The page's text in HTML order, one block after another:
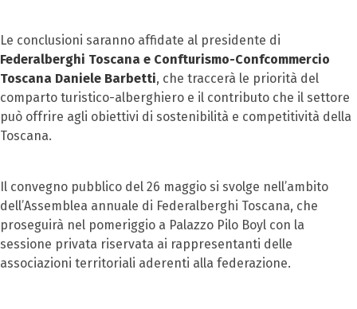
Le conclusioni saranno affidate al presidente di
Federalberghi Toscana e Confturismo-Confcommercio
Toscana Daniele Barbetti, che traccerà le priorità del
comparto turistico-alberghiero e il contributo che il settore
può offrire agli obiettivi di sostenibilità e competitività della
Toscana.
Il convegno pubblico del 26 maggio si svolge nell’ambito
dell’Assemblea annuale di Federalberghi Toscana, che
proseguirà nel pomeriggio a Palazzo Pilo Boyl con la
sessione privata riservata ai rappresentanti delle
associazioni territoriali aderenti alla federazione.